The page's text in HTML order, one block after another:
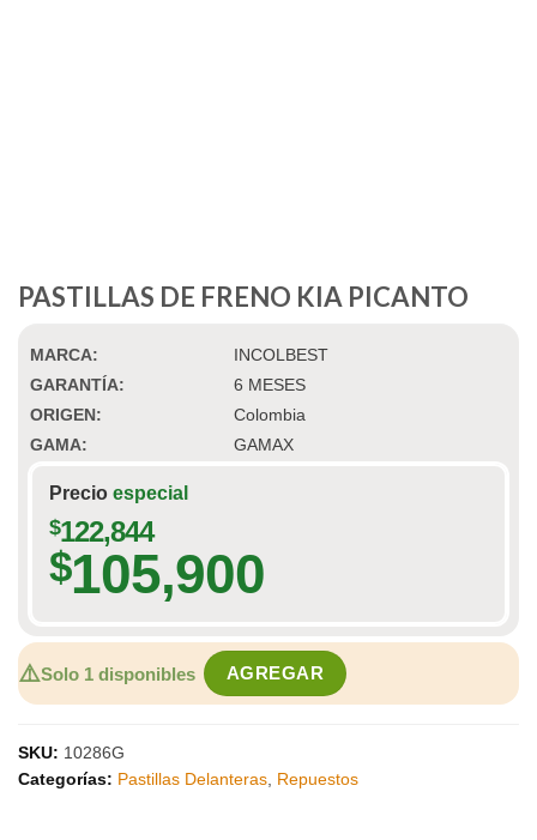
PASTILLAS DE FRENO KIA PICANTO
MARCA:
INCOLBEST
GARANTÍA:
6 MESES
ORIGEN:
Colombia
GAMA:
GAMAX
Precio especial
$122,844
$105,900
⚠️Solo 1 disponibles AGREGAR
SKU: 10286G
Categorías: Pastillas Delanteras Repuestos